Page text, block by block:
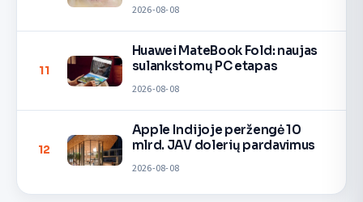
2026-08-08
11
Huawei MateBook Fold: naujas
sulankstomų PC etapas
2026-08-08
12
Apple Indijoje peržengė 10
mlrd. JAV dolerių pardavimus
2026-08-08